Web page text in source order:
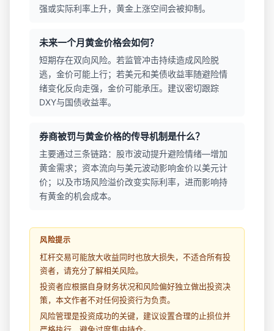
强或实际利率上升，黄金上涨空间会被抑制。
未来一个月黄金价格会如何？
短期存在双向风险。若监管冲击持续造成风险脱
逃，金价可能上行；若美元和美债收益率随避险情
绪变化反向走强，金价可能承压。建议密切跟踪
DXY与国债收益率。
券商被罚与黄金价格的传导机制是什么？
主要通过三条链路：股市波动提升避险情绪—增加
黄金需求；资本流向与美元波动影响金价以美元计
价；以及市场风险溢价改变实际利率，进而影响持
有黄金的机会成本。
风险提示
杠杆交易可能放大收益同时也放大损失，不适合所有投
资者，请充分了解相关风险。
投资者应根据自身财务状况和风险偏好独立做出投资决
策，本文作者不对任何投资行为负责。
风险管理是投资成功的关键，建议设置合理的止损位并